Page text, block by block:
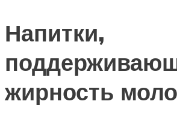
Напитки,
жирность